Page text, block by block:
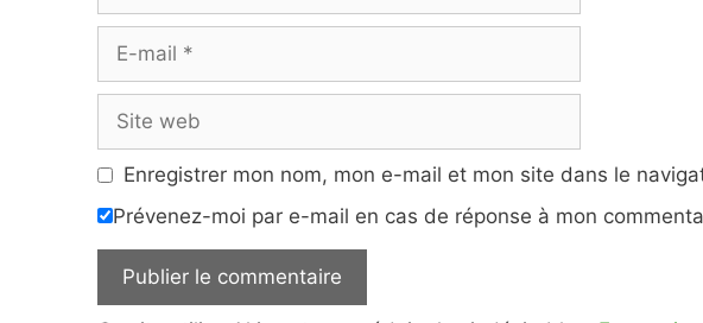
mail
web
Enregistrer mon nom, mon e-mail et mon site dans le
Prévenez-moi par e-mail en cas de réponse à mon